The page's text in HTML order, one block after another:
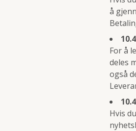
å
For å
deles
også
Hvis